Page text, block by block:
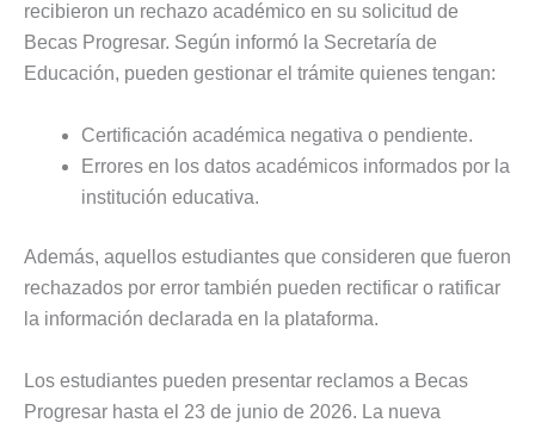
recibieron un rechazo académico en su solicitud de
Becas Progresar. Según informó la Secretaría de
Educación, pueden gestionar el trámite quienes tengan:
Certificación académica negativa o pendiente.
Errores en los datos académicos informados por la
institución educativa.
Además, aquellos estudiantes que consideren que fueron
rechazados por error también pueden rectificar o ratificar
la información declarada en la plataforma.
Los estudiantes pueden presentar reclamos a Becas
Progresar hasta el 23 de junio de 2026. La nueva